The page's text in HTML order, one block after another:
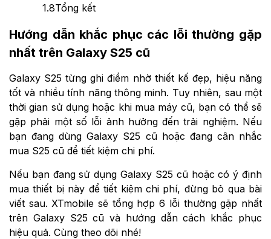
1.8Tổng kết
Hướng dẫn khắc phục các lỗi thường gặp
nhất trên Galaxy S25 cũ
Galaxy S25 từng ghi điểm nhờ thiết kế đẹp, hiệu năng
tốt và nhiều tính năng thông minh. Tuy nhiên, sau một
thời gian sử dụng hoặc khi mua máy cũ, bạn có thể sẽ
gặp phải một số lỗi ảnh hưởng đến trải nghiệm. Nếu
bạn đang dùng Galaxy S25 cũ hoặc đang cân nhắc
mua S25 cũ để tiết kiệm chi phí.
Nếu bạn đang sử dụng Galaxy S25 cũ hoặc có ý định
mua thiết bị này để tiết kiệm chi phí, đừng bỏ qua bài
viết sau. XTmobile sẽ tổng hợp 6 lỗi thường gặp nhất
trên Galaxy S25 cũ và hướng dẫn cách khắc phục
hiệu quả. Cùng theo dõi nhé!